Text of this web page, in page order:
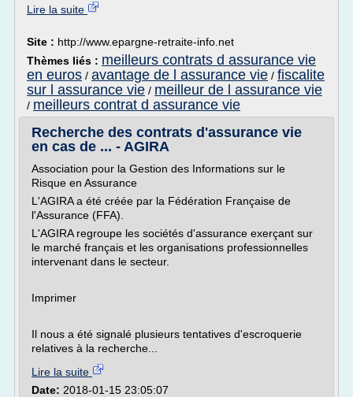
Lire la suite
Site : http://www.epargne-retraite-info.net
Thèmes liés : meilleurs contrats d assurance vie
en euros / avantage de l assurance vie / fiscalite
sur l assurance vie / meilleur de l assurance vie
/ meilleurs contrat d assurance vie
Recherche des contrats d'assurance vie
en cas de ... - AGIRA
Association pour la Gestion des Informations sur le
Risque en Assurance
L'AGIRA a été créée par la Fédération Française de
l'Assurance (FFA).
L'AGIRA regroupe les sociétés d'assurance exerçant sur
le marché français et les organisations professionnelles
intervenant dans le secteur.
Imprimer
Il nous a été signalé plusieurs tentatives d'escroquerie
relatives à la recherche...
Lire la suite
Date: 2018-01-15 23:05:07